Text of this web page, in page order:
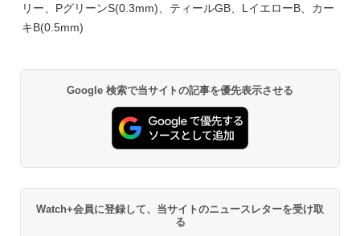
リー、PグリーンS(0.3mm)、ティールGB、LイエローB、カー
キB(0.5mm)
Google 検索で当サイトの記事を優先表示させる
Watch+会員に登録して、当サイトのニュースレターを受け取
る